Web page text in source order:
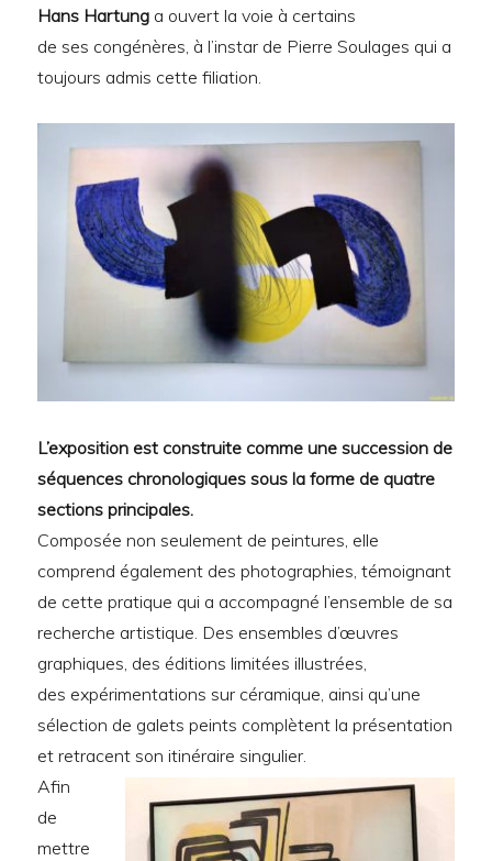
Hans Hartung a ouvert la voie à certains
de ses congénères, à l’instar de Pierre Soulages qui a
toujours admis cette filiation.
L’exposition est construite comme une succession de
séquences chronologiques sous la forme de quatre
sections principales.
Composée non seulement de peintures, elle
comprend également des photographies, témoignant
de cette pratique qui a accompagné l’ensemble de sa
recherche artistique. Des ensembles d’œuvres
graphiques, des éditions limitées illustrées,
des expérimentations sur céramique, ainsi qu’une
sélection de galets peints complètent la présentation
et retracent son itinéraire singulier.
Afin
de
mettre